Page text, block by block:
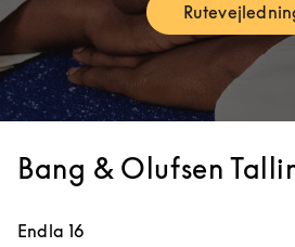
Link
Bang & Olufsen
Endla 16